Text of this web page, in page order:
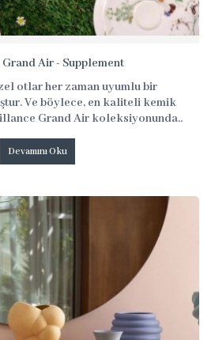
Air - Supplement
otlar her zaman uyumlu bir
Ve böylece, en kaliteli kemik
Grand Air koleksiyonunda..
Devamını Oku